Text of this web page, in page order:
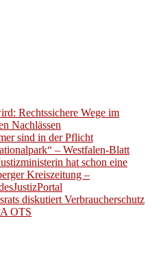
Rechtssichere Wege im
Nachlässen
sind in der Pflicht
– Westfalen-Blatt
hat schon eine
Kreiszeitung –
diskutiert Verbraucherschutz
OTS